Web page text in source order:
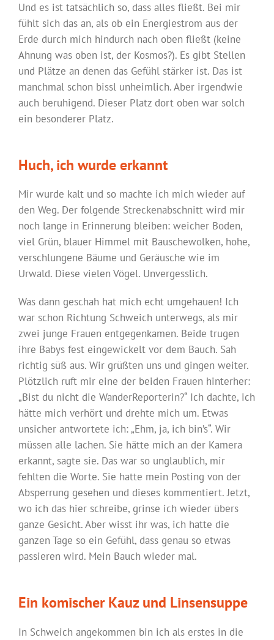
Und es ist tatsächlich so, dass alles fließt. Bei mir
fühlt sich das an, als ob ein Energiestrom aus der
Erde durch mich hindurch nach oben fließt (keine
Ahnung was oben ist, der Kosmos?). Es gibt Stellen
und Plätze an denen das Gefühl stärker ist. Das ist
manchmal schon bissl unheimlich. Aber irgendwie
auch beruhigend. Dieser Platz dort oben war solch
ein besonderer Platz.
Huch, ich wurde erkannt
Mir wurde kalt und so machte ich mich wieder auf
den Weg. Der folgende Streckenabschnitt wird mir
noch lange in Erinnerung bleiben: weicher Boden,
viel Grün, blauer Himmel mit Bauschewolken, hohe,
verschlungene Bäume und Geräusche wie im
Urwald. Diese vielen Vögel. Unvergesslich.
Was dann geschah hat mich echt umgehauen! Ich
war schon Richtung Schweich unterwegs, als mir
zwei junge Frauen entgegenkamen. Beide trugen
ihre Babys fest eingewickelt vor dem Bauch. Sah
richtig süß aus. Wir grüßten uns und gingen weiter.
Plötzlich ruft mir eine der beiden Frauen hinterher:
„Bist du nicht die WanderReporterin?“ Ich dachte, ich
hätte mich verhört und drehte mich um. Etwas
unsicher antwortete ich: „Ehm, ja, ich bin’s“. Wir
müssen alle lachen. Sie hätte mich an der Kamera
erkannt, sagte sie. Das war so unglaublich, mir
fehlten die Worte. Sie hatte mein Posting von der
Absperrung gesehen und dieses kommentiert. Jetzt,
wo ich das hier schreibe, grinse ich wieder übers
ganze Gesicht. Aber wisst ihr was, ich hatte die
ganzen Tage so ein Gefühl, dass genau so etwas
passieren wird. Mein Bauch wieder mal.
Ein komischer Kauz und Linsensuppe
In Schweich angekommen bin ich als erstes in die